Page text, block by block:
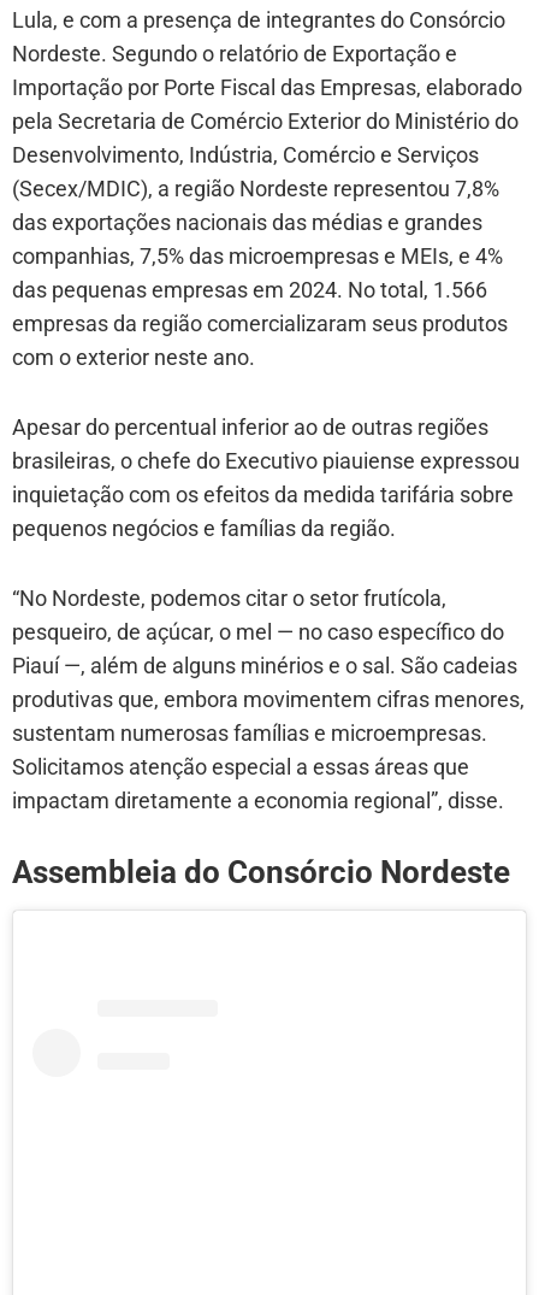
Lula, e com a presença de integrantes do Consórcio
Nordeste. Segundo o relatório de Exportação e
Importação por Porte Fiscal das Empresas, elaborado
pela Secretaria de Comércio Exterior do Ministério do
Desenvolvimento, Indústria, Comércio e Serviços
(Secex/MDIC), a região Nordeste representou 7,8%
das exportações nacionais das médias e grandes
companhias, 7,5% das microempresas e MEIs, e 4%
das pequenas empresas em 2024. No total, 1.566
empresas da região comercializaram seus produtos
com o exterior neste ano.
Apesar do percentual inferior ao de outras regiões
brasileiras, o chefe do Executivo piauiense expressou
inquietação com os efeitos da medida tarifária sobre
pequenos negócios e famílias da região.
“No Nordeste, podemos citar o setor frutícola,
pesqueiro, de açúcar, o mel — no caso específico do
Piauí —, além de alguns minérios e o sal. São cadeias
produtivas que, embora movimentem cifras menores,
sustentam numerosas famílias e microempresas.
Solicitamos atenção especial a essas áreas que
impactam diretamente a economia regional”, disse.
Assembleia do Consórcio Nordeste